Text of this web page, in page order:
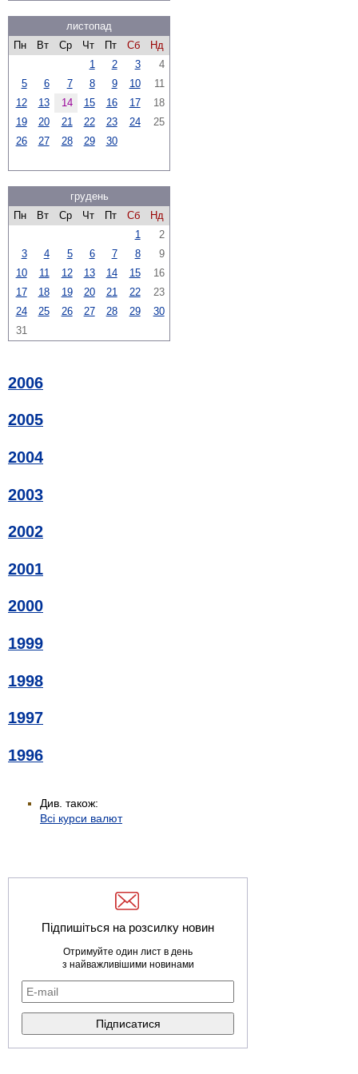
листопад
Пн
Вт Ср Чт Пт Сб
Нд
1
2 3
4
5
6 7 8 9 10
11
12
13 14 15 16 17
18
19
20 21 22 23 24
25
26
27 28 29 30
грудень
Пн
Вт Ср Чт Пт Сб
Нд
1
2
3
4 5 6 7 8
9
10
11 12 13 14 15
16
17
18 19 20 21 22
23
24
25 26 27 28 29
30
31
2006
2005
2004
2003
2002
2001
2000
1999
1998
1997
1996
Див. також:
Всі курси валют
Підпишіться на розсилку новин
Отримуйте один лист в день
з найважливішими новинами